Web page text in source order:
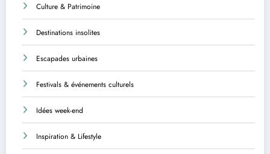
Culture & Patrimoine
Destinations insolites
Escapades urbaines
Festivals & événements culturels
Idées week-end
Inspiration & Lifestyle